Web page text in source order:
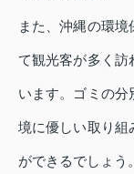
また、沖縄の環
て観光客が多く訪
います。ゴミの
境に優しい取り組
ができるでしょう。